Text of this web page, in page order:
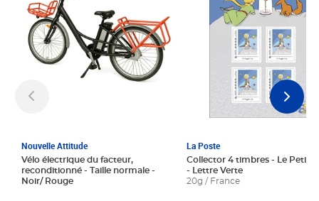
Nouvelle Attitude
Vélo électrique du facteur,
reconditionné - Taille normale -
Noir/ Rouge
La Poste
Collector 4 timbres - Le Petit
- Lettre Verte
20g / France